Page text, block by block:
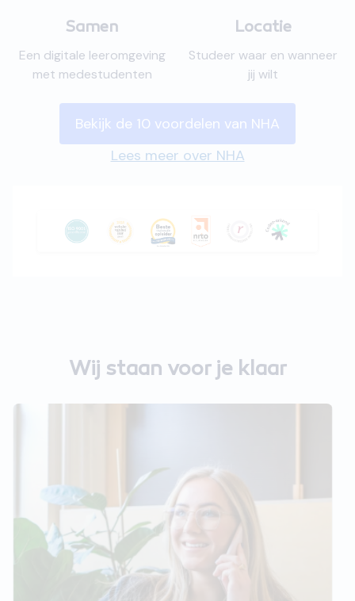
Samen
Een digitale leeromgeving
met medestudenten
Locatie
Studeer waar en wanneer
jij wilt
Bekijk de 10 voordelen van NHA
Lees meer over NHA
Wij staan voor je klaar